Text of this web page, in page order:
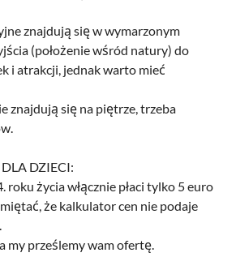
znajdują się w wymarzonym
(położenie wśród natury) do
i atrakcji, jednak warto mieć
znajdują się na piętrze, trzeba
DZIECI:
roku życia włącznie płaci tylko 5 euro
że kalkulator cen nie podaje
my prześlemy wam ofertę.